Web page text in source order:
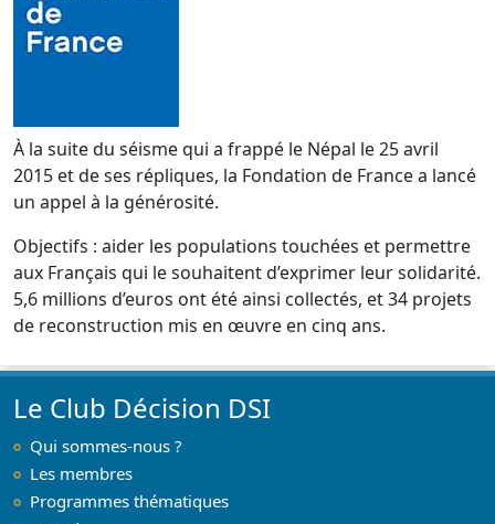
À la suite du séisme qui a frappé le Népal le 25 avril
2015 et de ses répliques, la Fondation de France a lancé
un appel à la générosité.
Objectifs : aider les populations touchées et permettre
aux Français qui le souhaitent d’exprimer leur solidarité.
5,6 millions d’euros ont été ainsi collectés, et 34 projets
de reconstruction mis en œuvre en cinq ans.
Le Club Décision DSI
Qui sommes-nous ?
Les membres
Programmes thématiques